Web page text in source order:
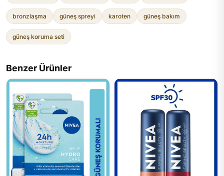
bronzlaşma güneş spreyi karoten güneş bakım
güneş koruma seti
Benzer Ürünler